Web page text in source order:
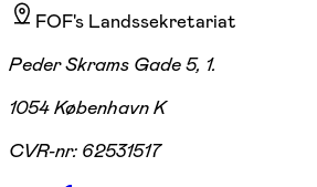
FOF's Landssekretariat
Peder Skrams Gade 5, 1.
1054 København K
CVR-nr: 62531517